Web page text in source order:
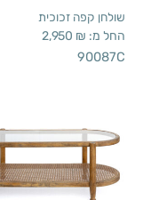
שולחן קפה זכוכית
החל מ: 2,950 ₪
90087C